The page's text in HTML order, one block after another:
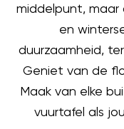
middelpunt, maar
en
duurzaamheid,
Geniet van de
Maak van elke
vuurtafel als